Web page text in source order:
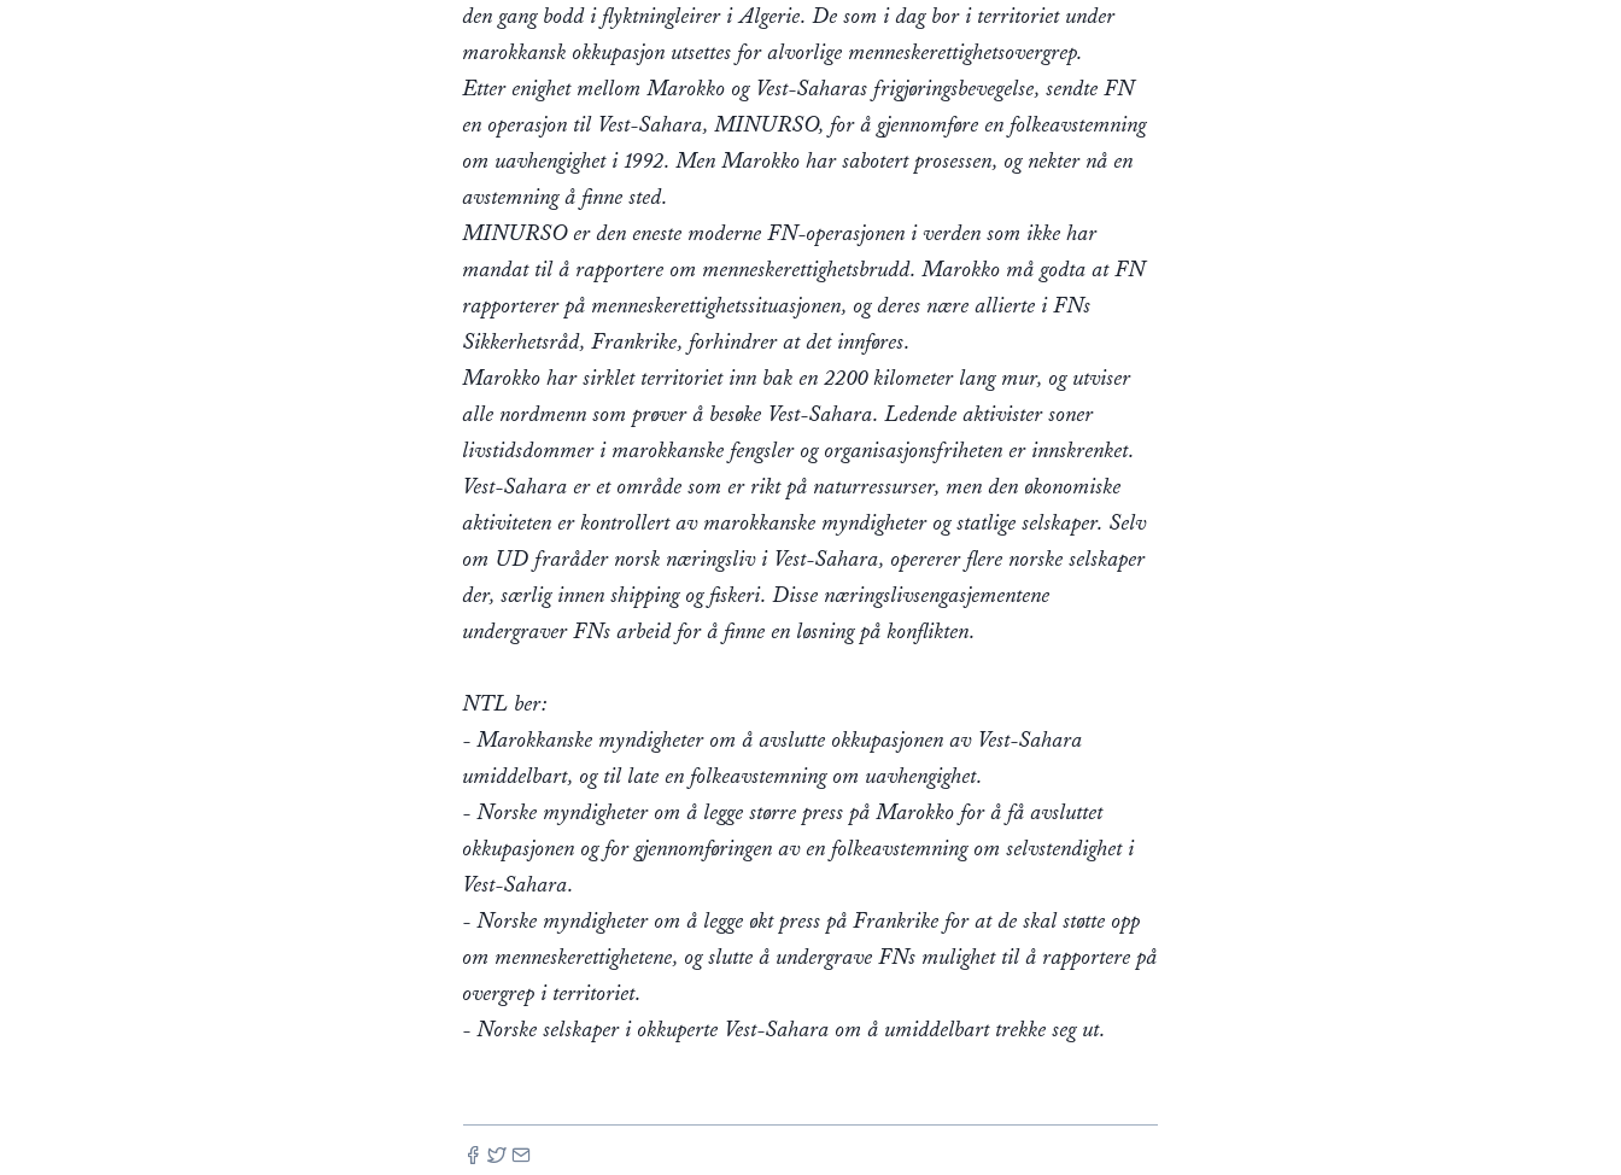
den gang bodd i flyktningleirer i Algerie. De som i dag bor i territoriet under
marokkansk okkupasjon utsettes for alvorlige menneskerettighetsovergrep.
Etter enighet mellom Marokko og Vest-Saharas frigjøringsbevegelse, sendte FN
en operasjon til Vest-Sahara, MINURSO, for å gjennomføre en folkeavstemning
om uavhengighet i 1992. Men Marokko har sabotert prosessen, og nekter nå en
avstemning å finne sted.
MINURSO er den eneste moderne FN-operasjonen i verden som ikke har
mandat til å rapportere om menneskerettighetsbrudd. Marokko må godta at FN
rapporterer på menneskerettighetssituasjonen, og deres nære allierte i FNs
Sikkerhetsråd, Frankrike, forhindrer at det innføres.
Marokko har sirklet territoriet inn bak en 2200 kilometer lang mur, og utviser
alle nordmenn som prøver å besøke Vest-Sahara. Ledende aktivister soner
livstidsdommer i marokkanske fengsler og organisasjonsfriheten er innskrenket.
Vest-Sahara er et område som er rikt på naturressurser, men den økonomiske
aktiviteten er kontrollert av marokkanske myndigheter og statlige selskaper. Selv
om UD fraråder norsk næringsliv i Vest-Sahara, opererer flere norske selskaper
der, særlig innen shipping og fiskeri. Disse næringslivsengasjementene
undergraver FNs arbeid for å finne en løsning på konflikten.
NTL ber:
- Marokkanske myndigheter om å avslutte okkupasjonen av Vest-Sahara
umiddelbart, og til late en folkeavstemning om uavhengighet.
- Norske myndigheter om å legge større press på Marokko for å få avsluttet
okkupasjonen og for gjennomføringen av en folkeavstemning om selvstendighet i
Vest-Sahara.
- Norske myndigheter om å legge økt press på Frankrike for at de skal støtte opp
om menneskerettighetene, og slutte å undergrave FNs mulighet til å rapportere på
overgrep i territoriet.
- Norske selskaper i okkuperte Vest-Sahara om å umiddelbart trekke seg ut.